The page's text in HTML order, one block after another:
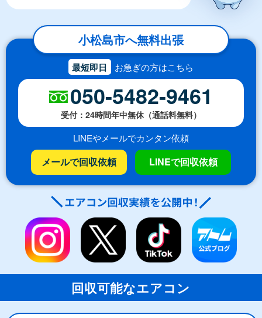
小松島市へ無料出張
最短即日 お急ぎの方はこちら
050-5482-9461
受付：24時間年中無休（通話料無料）
LINEやメールでカンタン依頼
メールで回収依頼 LINEで回収依頼
回収可能なエアコン